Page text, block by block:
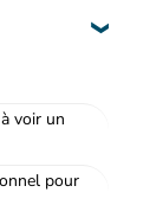
voir un
pour